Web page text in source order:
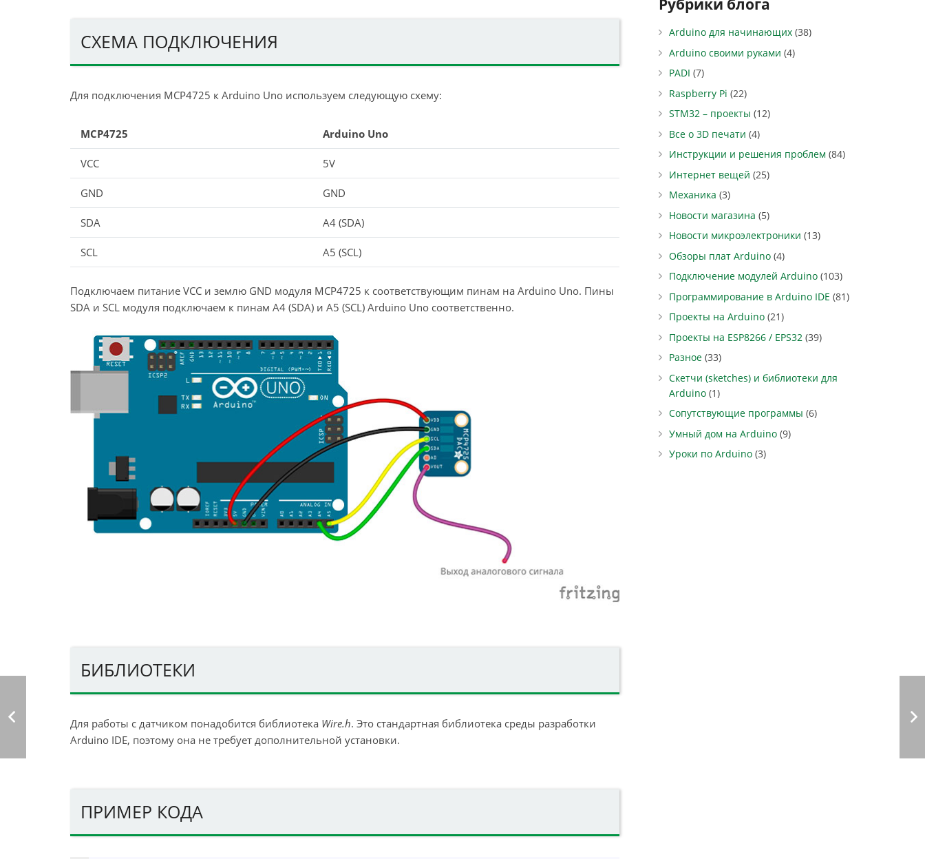
СХЕМА ПОДКЛЮЧЕНИЯ
Для подключения MCP4725 к Arduino Uno используем следующую схему:
MCP4725 Arduino Uno
VCC 5V
GND GND
SDA A4 (SDA)
SCL A5 (SCL)
Подключаем питание VCC и землю GND модуля MCP4725 к соответствующим пинам на Arduino Uno. Пины
SDA и SCL модуля подключаем к пинам A4 (SDA) и A5 (SCL) Arduino Uno соответственно.
БИБЛИОТЕКИ
Для работы с датчиком понадобится библиотека Wire.h. Это стандартная библиотека среды разработки
Arduino IDE, поэтому она не требует дополнительной установки.
ПРИМЕР КОДА
Рубрики блога
Arduino для начинающих (38)
Arduino своими руками (4)
PADI (7)
Raspberry Pi (22)
STM32 – проекты (12)
Все о 3D печати (4)
Инструкции и решения проблем (84)
Интернет вещей (25)
Механика (3)
Новости магазина (5)
Новости микроэлектроники (13)
Обзоры плат Arduino (4)
Подключение модулей Arduino (103)
Программирование в Arduino IDE (81)
Проекты на Arduino (21)
Проекты на ESP8266 / EPS32 (39)
Разное (33)
Скетчи (sketches) и библиотеки для
Arduino (1)
Сопутствующие программы (6)
Умный дом на Arduino (9)
Уроки по Arduino (3)